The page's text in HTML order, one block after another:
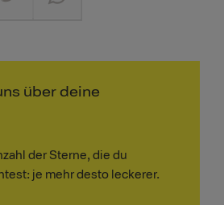
über deine
der Sterne, die du
je mehr desto leckerer.